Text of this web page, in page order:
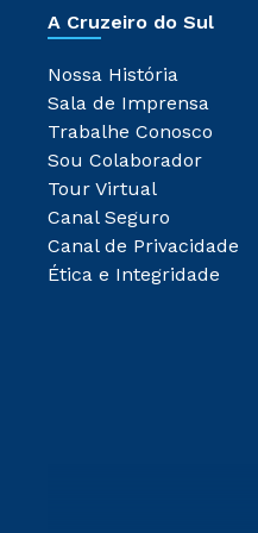
A Cruzeiro do Sul
Nossa História
Sala de Imprensa
Trabalhe Conosco
Sou Colaborador
Tour Virtual
Canal Seguro
Canal de Privacidade
Ética e Integridade